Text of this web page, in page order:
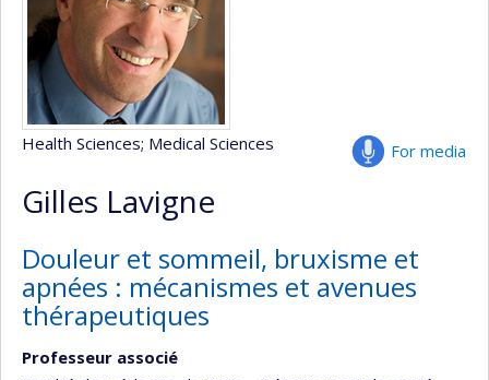
For media
Health Sciences; Medical Sciences
Gilles Lavigne
Douleur et sommeil, bruxisme et
apnées : mécanismes et avenues
thérapeutiques
Professeur associé